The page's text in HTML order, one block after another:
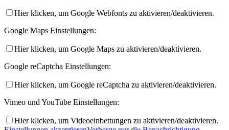
Hier klicken, um Google Webfonts zu aktivieren/deaktivieren.
Google Maps Einstellungen:
Hier klicken, um Google Maps zu aktivieren/deaktivieren.
Google reCaptcha Einstellungen:
Hier klicken, um Google reCaptcha zu aktivieren/deaktivieren.
Vimeo und YouTube Einstellungen:
Hier klicken, um Videoeinbettungen zu aktivieren/deaktivieren.